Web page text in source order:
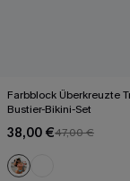
Farbblock Überkreuzte
Bustier-Bikini-Set
38,00 €47,00 €
Mit Gratis-Maßband